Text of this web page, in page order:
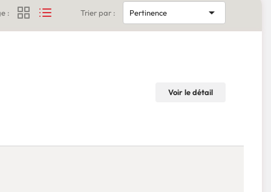
: Trier par : Pertinence 
Voir le détail